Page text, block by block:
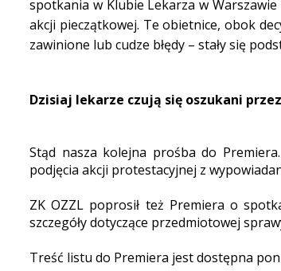
spotkania w Klubie Lekarza w
akcji pieczątkowej. Te obietnice, obok
zawinione lub cudze błędy – stały się
Dzisiaj lekarze czują się oszukani
Stąd nasza kolejna prośba do
podjęcia akcji protestacyjnej z
ZK OZZL poprosił też Premiera o
szczegóły dotyczące przedmiotowej
Treść listu do Premiera jest dostępna